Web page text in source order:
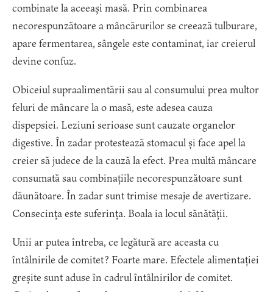
combinate la aceeași masă. Prin combinarea
necorespunzătoare a mâncărurilor se creează tulburare,
apare fermentarea, sângele este contaminat, iar creierul
devine confuz.
Obiceiul supraalimentării sau al consumului prea multor
feluri de mâncare la o masă, este adesea cauza
dispepsiei. Leziuni serioase sunt cauzate organelor
digestive. În zadar protestează stomacul și face apel la
creier să judece de la cauză la efect. Prea multă mâncare
consumată sau combinațiile necorespunzătoare sunt
dăunătoare. În zadar sunt trimise mesaje de avertizare.
Consecința este suferința. Boala ia locul sănătății.
Unii ar putea întreba, ce legătură are aceasta cu
întâlnirile de comitet? Foarte mare. Efectele alimentației
greșite sunt aduse în cadrul întâlnirilor de comitet.